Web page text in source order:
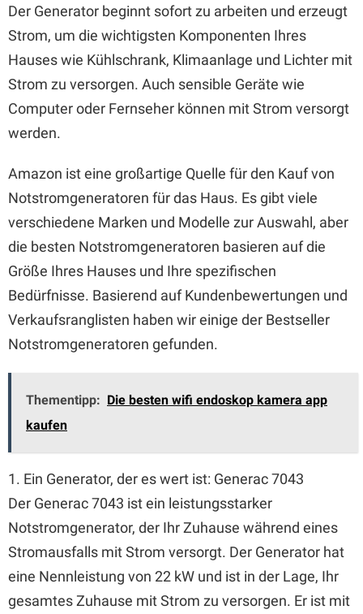
Der Generator beginnt sofort zu arbeiten und erzeugt
Strom, um die wichtigsten Komponenten Ihres
Hauses wie Kühlschrank, Klimaanlage und Lichter mit
Strom zu versorgen. Auch sensible Geräte wie
Computer oder Fernseher können mit Strom versorgt
werden.
Amazon ist eine großartige Quelle für den Kauf von
Notstromgeneratoren für das Haus. Es gibt viele
verschiedene Marken und Modelle zur Auswahl, aber
die besten Notstromgeneratoren basieren auf die
Größe Ihres Hauses und Ihre spezifischen
Bedürfnisse. Basierend auf Kundenbewertungen und
Verkaufsranglisten haben wir einige der Bestseller
Notstromgeneratoren gefunden.
Thementipp: Die besten wifi endoskop kamera app
kaufen
1. Ein Generator, der es wert ist: Generac 7043
Der Generac 7043 ist ein leistungsstarker
Notstromgenerator, der Ihr Zuhause während eines
Stromausfalls mit Strom versorgt. Der Generator hat
eine Nennleistung von 22 kW und ist in der Lage, Ihr
gesamtes Zuhause mit Strom zu versorgen. Er ist mit